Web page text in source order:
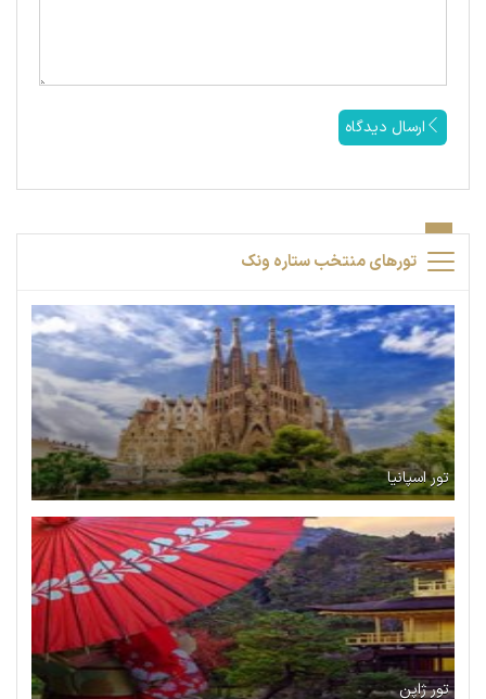
ارسال دیدگاه
تورهای منتخب ستاره ونک
تور اسپانیا
تور ژاپن